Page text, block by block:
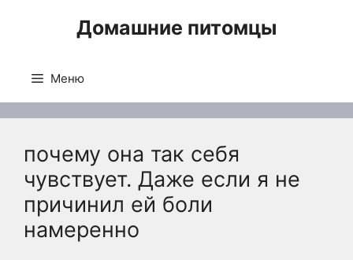
Домашние питомцы
Меню
почему она так себя
чувствует. Даже если я не
причинил ей боли
намеренно